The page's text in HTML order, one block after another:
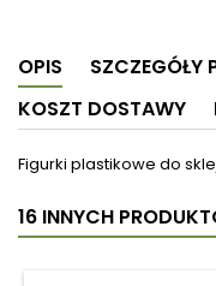
OPIS
SZCZEGÓŁY
KOSZT DOSTAWY
Figurki plastikowe do
16 INNYCH